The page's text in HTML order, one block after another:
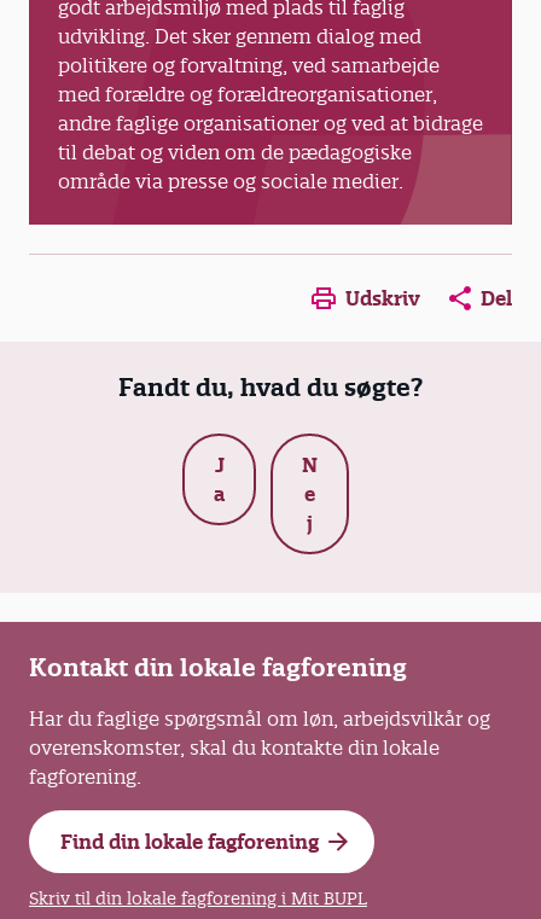
godt arbejdsmiljø med plads til faglig
udvikling. Det sker gennem dialog med
politikere og forvaltning, ved samarbejde
med forældre og forældreorganisationer,
andre faglige organisationer og ved at bidrage
til debat og viden om de pædagogiske
område via presse og sociale medier.
Opens in a new window
Opens in a new
Opens in
Udskriv Del
Fandt du, hvad du søgte?
J
a
N
e
j
Kontakt din lokale fagforening
Har du faglige spørgsmål om løn, arbejdsvilkår og
overenskomster, skal du kontakte din lokale
fagforening.
Find din lokale fagforening
Skriv til din lokale fagforening i Mit BUPL